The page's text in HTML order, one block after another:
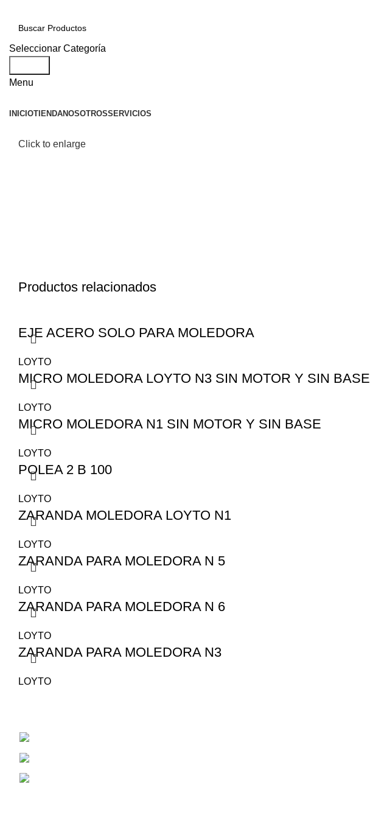
Seleccionar Categoría
Menu
INICIOTIENDANOSOTROSSERVICIOS
Click to enlarge
Productos relacionados
EJE ACERO SOLO PARA MOLEDORA
LOYTO
MICRO MOLEDORA LOYTO N3 SIN MOTOR Y SIN BASE
LOYTO
MICRO MOLEDORA N1 SIN MOTOR Y SIN BASE
LOYTO
POLEA 2 B 100
LOYTO
ZARANDA MOLEDORA LOYTO N1
LOYTO
ZARANDA PARA MOLEDORA N 5
LOYTO
ZARANDA PARA MOLEDORA N 6
LOYTO
ZARANDA PARA MOLEDORA N3
LOYTO